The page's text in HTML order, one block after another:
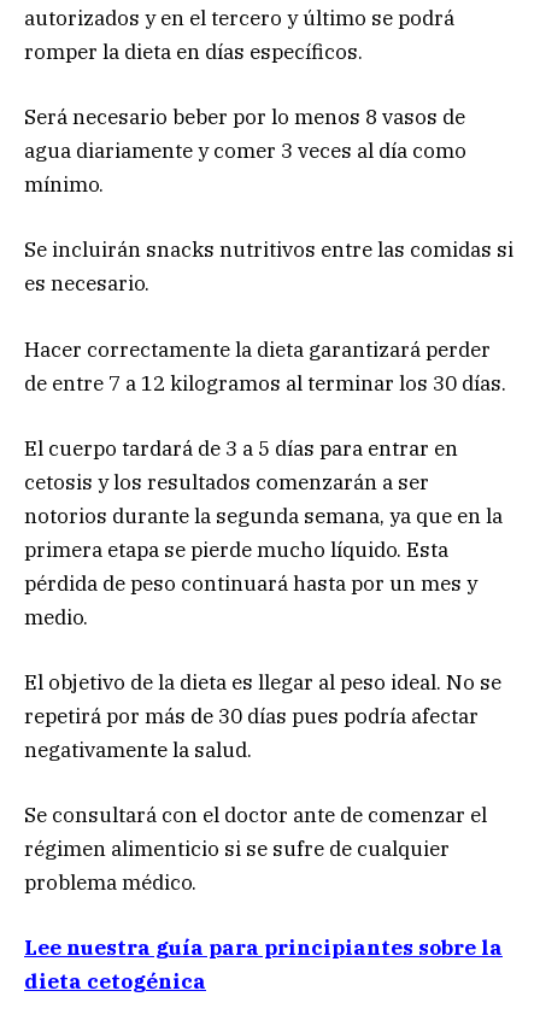
autorizados y en el tercero y último se podrá
romper la dieta en días específicos.
Será necesario beber por lo menos 8 vasos de
agua diariamente y comer 3 veces al día como
mínimo.
Se incluirán snacks nutritivos entre las comidas si
es necesario.
Hacer correctamente la dieta garantizará perder
de entre 7 a 12 kilogramos al terminar los 30 días.
El cuerpo tardará de 3 a 5 días para entrar en
cetosis y los resultados comenzarán a ser
notorios durante la segunda semana, ya que en la
primera etapa se pierde mucho líquido. Esta
pérdida de peso continuará hasta por un mes y
medio.
El objetivo de la dieta es llegar al peso ideal. No se
repetirá por más de 30 días pues podría afectar
negativamente la salud.
Se consultará con el doctor ante de comenzar el
régimen alimenticio si se sufre de cualquier
problema médico.
Lee nuestra guía para principiantes sobre la
dieta cetogénica